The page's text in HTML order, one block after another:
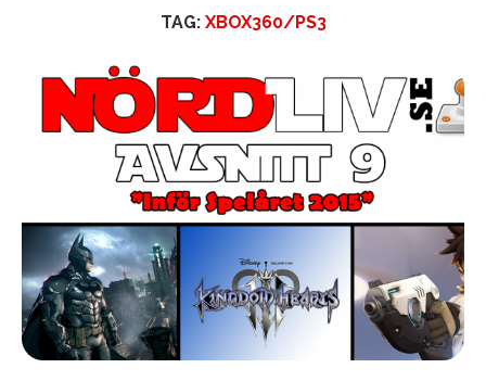
TAG: XBOX360/PS3